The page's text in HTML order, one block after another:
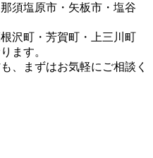
須塩原市・矢板市・塩谷
沢町・芳賀町・上三川町
ます。
、まずはお気軽にご相談く